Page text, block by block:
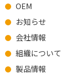
OEM
お知らせ
会社情報
組織について
製品情報